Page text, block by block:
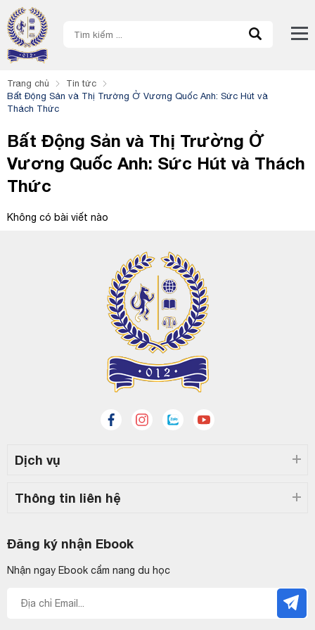
Trang chủ
Tin tức
Bất Động Sản và Thị Trường Ở Vương Quốc Anh: Sức Hút và
Thách Thức
Bất Động Sản và Thị Trường Ở
Vương Quốc Anh: Sức Hút và Thách
Thức
Không có bài viết nào
Dịch vụ
Thông tin liên hệ
Đăng ký nhận Ebook
Nhận ngay Ebook cẩm nang du học